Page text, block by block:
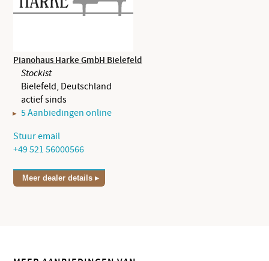
Pianohaus Harke GmbH Bielefeld
Stockist
Bielefeld, Deutschland
actief sinds
5 Aanbiedingen online
Stuur email
+49 521 56000566
Meer dealer details